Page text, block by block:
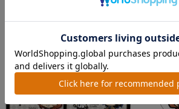
価格：3,520円(税込)
価